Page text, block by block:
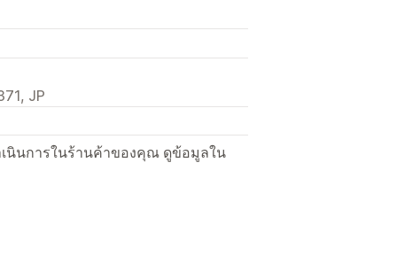
JP
นินการในร้านค้าของคุณ ดูข้อมูลใน